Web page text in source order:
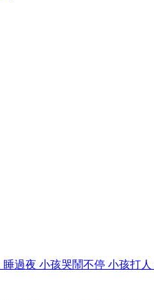
睡過夜 小孩哭鬧不停 小孩打人